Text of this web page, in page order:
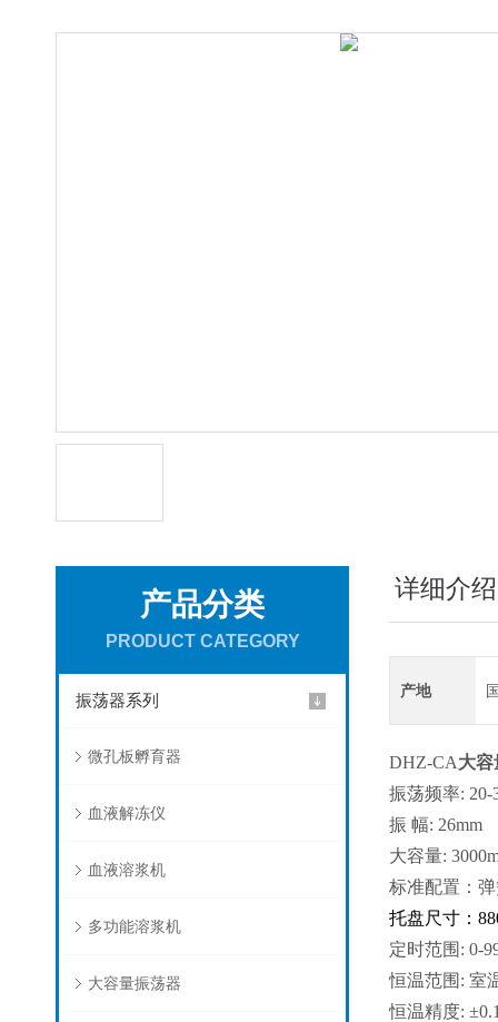
产品分类
PRODUCT CATEGORY
振荡器系列
微孔板孵育器
血液解冻仪
血液溶浆机
多功能溶浆机
大容量振荡器
详细介绍
产地
DHZ-CA大容
振荡频率: 20-
振 幅: 26mm
大容量:
标准配置：
托盘尺寸：
定时范围: 0-
恒温范围: 室
恒温精度: